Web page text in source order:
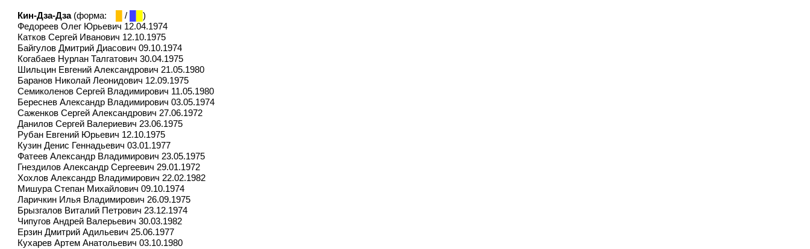
Кин-Дза-Дза(форма: / █)
Федореев Олег Юрьевич 12.04.1974
Катков Сергей Иванович 12.10.1975
Байгулов Дмитрий Диасович 09.10.1974
Когабаев Нурлан Талгатович 30.04.1975
Шильцин Евгений Александрович 21.05.1980
Баранов Николай Леонидович 12.09.1975
Семиколенов Сергей Владимирович 11.05.1980
Береснев Александр Владимирович 03.05.1974
Саженков Сергей Александрович 27.06.1972
Данилов Сергей Валериевич 23.06.1975
Рубан Евгений Юрьевич 12.10.1975
Кузин Денис Геннадьевич 03.01.1977
Фатеев Александр Владимирович 23.05.1975
Гнездилов Александр Сергеевич 29.01.1972
Хохлов Александр Владимирович 22.02.1982
Мишура Степан Михайлович 09.10.1974
Ларичкин Илья Владимирович 26.09.1975
Брызгалов Виталий Петрович 23.12.1974
Чипугов Андрей Валерьевич 30.03.1982
Ерзин Дмитрий Адильевич 25.06.1977
Кухарев Артем Анатольевич 03.10.1980